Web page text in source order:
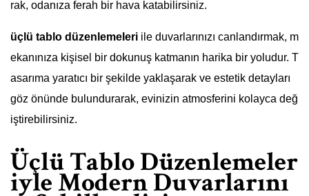
rak, odanıza ferah bir hava katabilirsiniz.
üçlü tablo düzenlemeleri ile duvarlarınızı canlandırmak, m
ekanınıza kişisel bir dokunuş katmanın harika bir yoludur. T
asarıma yaratıcı bir şekilde yaklaşarak ve estetik detayları
göz önünde bulundurarak, evinizin atmosferini kolayca değ
iştirebilirsiniz.
Üçlü Tablo Düzenlemeler
iyle Modern Duvarlarını